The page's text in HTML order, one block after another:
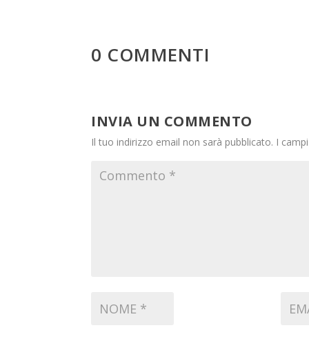
0 COMMENTI
INVIA UN COMMENTO
Il tuo indirizzo email non sarà pubblicato. I